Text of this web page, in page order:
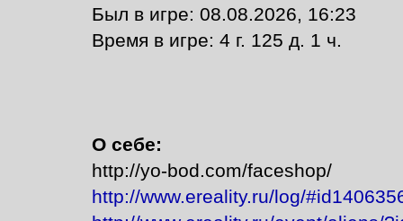
Был в игре: 08.08.2026, 16:23
Время в игре: 4 г. 125 д. 1 ч.
О себе:
http://yo-bod.com/faceshop/
http://www.ereality.ru/log/